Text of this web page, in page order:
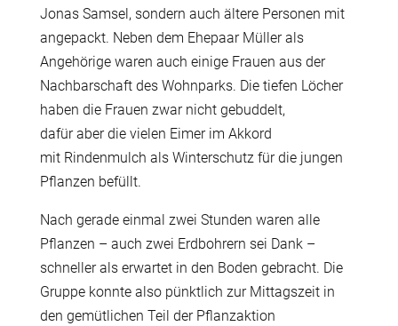
Jonas Samsel, sondern auch ältere Personen mit
angepackt. Neben dem Ehepaar Müller als
Angehörige waren auch einige Frauen aus der
Nachbarschaft des Wohnparks. Die tiefen Löcher
haben die Frauen zwar nicht gebuddelt,
dafür aber die vielen Eimer im Akkord
mit Rindenmulch als Winterschutz für die jungen
Pflanzen befüllt.
Nach gerade einmal zwei Stunden waren alle
Pflanzen – auch zwei Erdbohrern sei Dank –
schneller als erwartet in den Boden gebracht. Die
Gruppe konnte also pünktlich zur Mittagszeit in
den gemütlichen Teil der Pflanzaktion